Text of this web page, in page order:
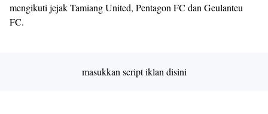
mengikuti jejak Tamiang United, Pentagon FC dan Geulanteu
FC.
masukkan script iklan disini